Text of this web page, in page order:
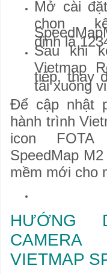
Mở cài
chọn
định là
Sau khi
Vietmap
tiếp, thay
tải xuống
Để cập nhật
hành trình
icon
SpeedMap
mềm mới cho
HƯỚNG
VIETMAP